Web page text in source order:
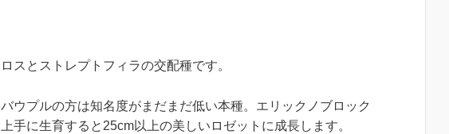
スとストレプトフィラの交配種です。
ウプルの方は知名度がまだまだ低い本種。エリックノブロック
手に生育すると25cm以上の美しいロゼットに成長します。